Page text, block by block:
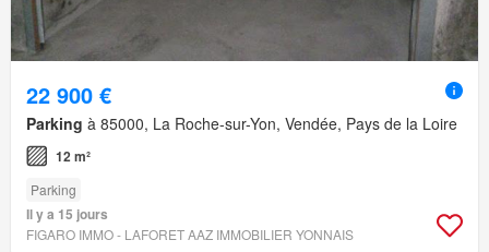
22 900 €
Parking à 85000, La Roche-sur-Yon, Vendée, Pays de la Loire
12 m²
Parking
Il y a 15 jours
FIGARO IMMO - LAFORET AAZ IMMOBILIER YONNAIS